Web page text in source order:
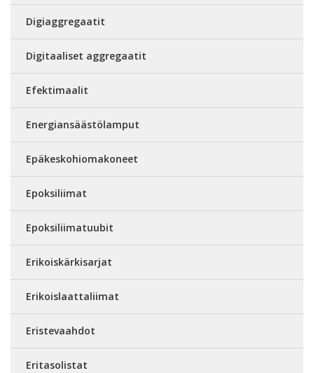
Digiaggregaatit
Digitaaliset aggregaatit
Efektimaalit
Energiansäästölamput
Epäkeskohiomakoneet
Epoksiliimat
Epoksiliimatuubit
Erikoiskärkisarjat
Erikoislaattaliimat
Eristevaahdot
Eritasolistat